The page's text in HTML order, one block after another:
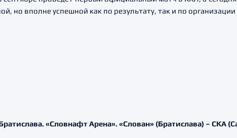
но вполне успешной как по результату, так и по
«Словнафт Арена». «Слован» (Братислава) – СКА